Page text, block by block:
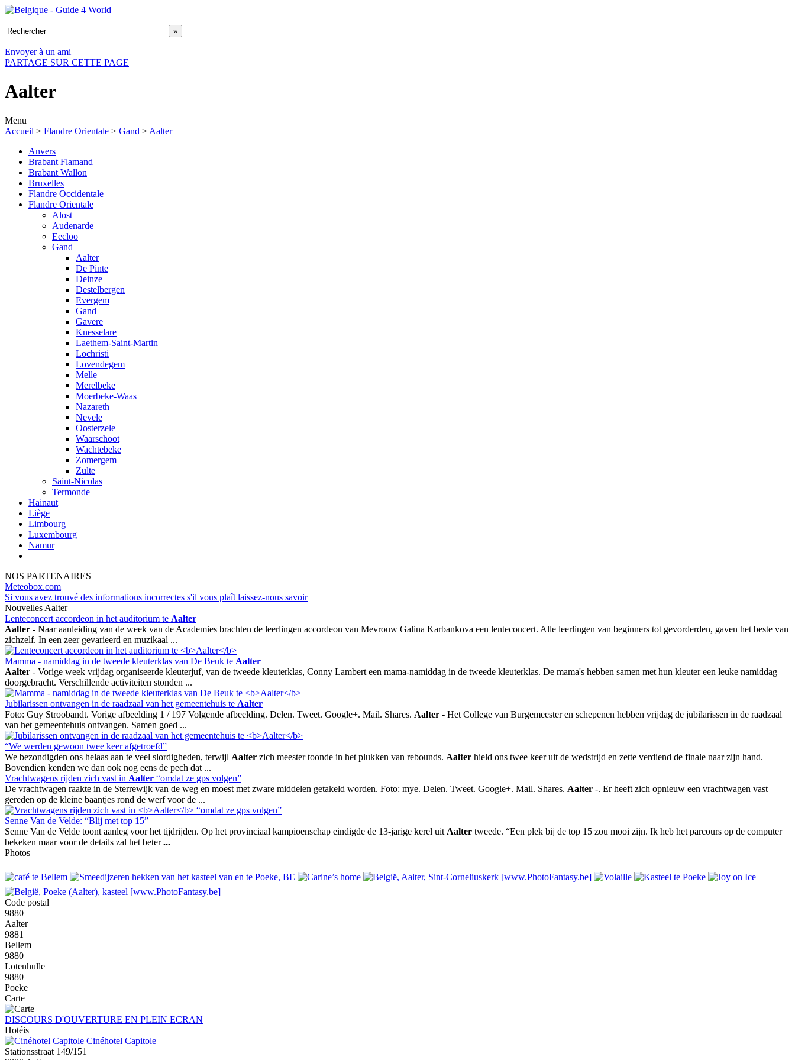
Envoyer à un ami
PARTAGE SUR CETTE PAGE
Aalter
Menu
Accueil > Flandre Orientale > Gand > Aalter
Anvers
Brabant Flamand
Brabant Wallon
Bruxelles
Flandre Occidentale
Flandre Orientale
Alost
Audenarde
Eecloo
Gand
Aalter
De Pinte
Deinze
Destelbergen
Evergem
Gand
Gavere
Knesselare
Laethem-Saint-Martin
Lochristi
Lovendegem
Melle
Merelbeke
Moerbeke-Waas
Nazareth
Nevele
Oosterzele
Waarschoot
Wachtebeke
Zomergem
Zulte
Saint-Nicolas
Termonde
Hainaut
Liège
Limbourg
Luxembourg
Namur
NOS PARTENAIRES
Meteobox.com
Si vous avez trouvé des informations incorrectes s'il vous plaît laissez-nous savoir
Nouvelles Aalter
Lenteconcert accordeon in het auditorium te Aalter
Aalter - Naar aanleiding van de week van de Academies brachten de leerlingen accordeon van Mevrouw Galina Karbankova een lenteconcert. Alle leerlingen van beginners tot gevorderden, gaven het beste van
zichzelf. In een zeer gevarieerd en muzikaal ...
Mamma - namiddag in de tweede kleuterklas van De Beuk te Aalter
Aalter - Vorige week vrijdag organiseerde kleuterjuf, van de tweede kleuterklas, Conny Lambert een mama-namiddag in de tweede kleuterklas. De mama's hebben samen met hun kleuter een leuke namiddag
doorgebracht. Verschillende activiteiten stonden ...
Jubilarissen ontvangen in de raadzaal van het gemeentehuis te Aalter
Foto: Guy Stroobandt. Vorige afbeelding 1 / 197 Volgende afbeelding. Delen. Tweet. Google+. Mail. Shares. Aalter - Het College van Burgemeester en schepenen hebben vrijdag de jubilarissen in de raadzaal
van het gemeentehuis ontvangen. Samen goed ...
“We werden gewoon twee keer afgetroefd”
We bezondigden ons helaas aan te veel slordigheden, terwijl Aalter zich meester toonde in het plukken van rebounds. Aalter hield ons twee keer uit de wedstrijd en zette verdiend de finale naar zijn hand.
Bovendien kenden we dan ook nog eens de pech dat ...
Vrachtwagens rijden zich vast in Aalter “omdat ze gps volgen”
De vrachtwagen raakte in de Sterrewijk van de weg en moest met zware middelen getakeld worden. Foto: mye. Delen. Tweet. Google+. Mail. Shares. Aalter -. Er heeft zich opnieuw een vrachtwagen vast
gereden op de kleine baantjes rond de werf voor de ...
Senne Van de Velde: “Blij met top 15”
Senne Van de Velde toont aanleg voor het tijdrijden. Op het provinciaal kampioenschap eindigde de 13-jarige kerel uit Aalter tweede. “Een plek bij de top 15 zou mooi zijn. Ik heb het parcours op de computer
bekeken maar voor de details zal het beter...
Photos
Code postal
9880
Aalter
9881
Bellem
9880
Lotenhulle
9880
Poeke
Carte
DISCOURS D'OUVERTURE EN PLEIN ECRAN
Hotéis
Cinéhotel Capitole
Stationsstraat 149/151